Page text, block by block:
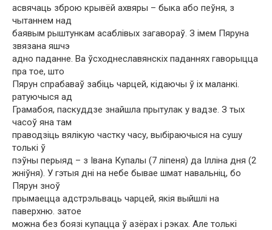
асвячаць зброю крывёй ахвяры – быка або пеўня, з
чытаннем над
баявым рыштункам асаблівых загавораў. З імем Пяруна
звязана яшчэ
адно паданне. Ва ўсходнеславянскіх паданнях гаворыцца
пра тое, што
Пярун спрабаваў забіць чарцей, кідаючы ў іх маланкі.
ратуючыся ад
Грамабоя, паскуддзе знайшла прытулак у вадзе. З тых
часоў яна там
праводзіць вялікую частку часу, выбіраючыся на сушу
толькі ў
пэўны перыяд – з Івана Купалы (7 ліпеня) да Ілліна дня (2
жніўня). У гэтыя дні на небе бывае шмат навальніц, бо
Пярун зноў
прымаецца адстрэльваць чарцей, якія выйшлі на
паверхню. затое
можна без боязі купацца ў азёрах і рэках. Але толькі